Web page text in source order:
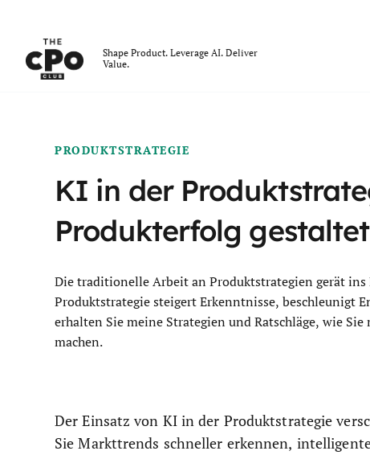
Shape Product. Leverage AI. Deliver
Value.
PRODUKTSTRATEGIE
KI in der
Produkterfolg gestaltet
Die traditionelle Arbeit an Produktstrategien gerät
Produktstrategie steigert Erkenntnisse, beschleunigt
erhalten Sie meine Strategien und Ratschläge, wie
machen.
Der Einsatz von KI in der Produktstrategie
Sie Markttrends schneller erkennen,